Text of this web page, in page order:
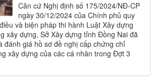
Căn cứ Nghị định số 175/2024/NĐ-CP
ngày 30/12/2024 của Chính phủ quy
và biện pháp thi hành Luật Xây dựng
xây dựng, Sở Xây dựng tỉnh Đồng Nai đã
đánh giá hồ sơ đề nghị cấp chứng chỉ
xây dựng của các cá nhân trong Đợt 3